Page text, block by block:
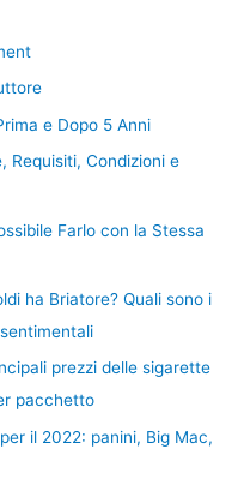
e Dopo 5 Anni
Requisiti, Condizioni e
Farlo con la Stessa
ha Briatore? Quali sono i
prezzi delle sigarette
pacchetto
il 2022: panini, Big Mac,